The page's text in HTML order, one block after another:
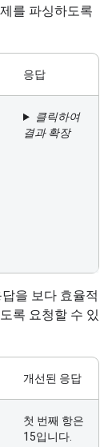
를 파싱하도록
응답
클릭하여
결과 확장
을 보다 효율적
록 요청할 수 있
개선된 응답
첫 번째 항은
15입니다.